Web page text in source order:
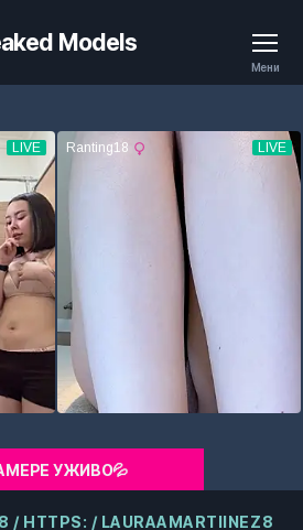
Models
Мени
УЖИВО💦
Категорије
/ HTTPS: / LAURAAMARTIINEZ8